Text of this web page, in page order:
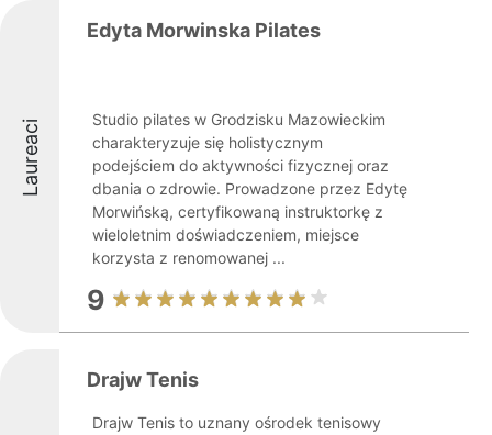
Laureaci
Edyta Morwinska Pilates
Studio pilates w Grodzisku Mazowieckim
charakteryzuje się holistycznym
podejściem do aktywności fizycznej oraz
dbania o zdrowie. Prowadzone przez Edytę
Morwińską, certyfikowaną instruktorkę z
wieloletnim doświadczeniem, miejsce
korzysta z renomowanej ...
9
Drajw Tenis
Drajw Tenis to uznany ośrodek tenisowy